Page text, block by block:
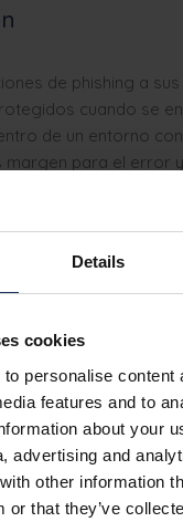
Details
cookies
personalise content
features and to
about your
advertising and
other information
or that they’ve
de phishing a
cuando se
de un entorno
margen para el error
sin las
sus
de enfrentarse a
ya que se
Academy contribuye a
27001 sobre formación
de la información
la
de la ciberseguridad